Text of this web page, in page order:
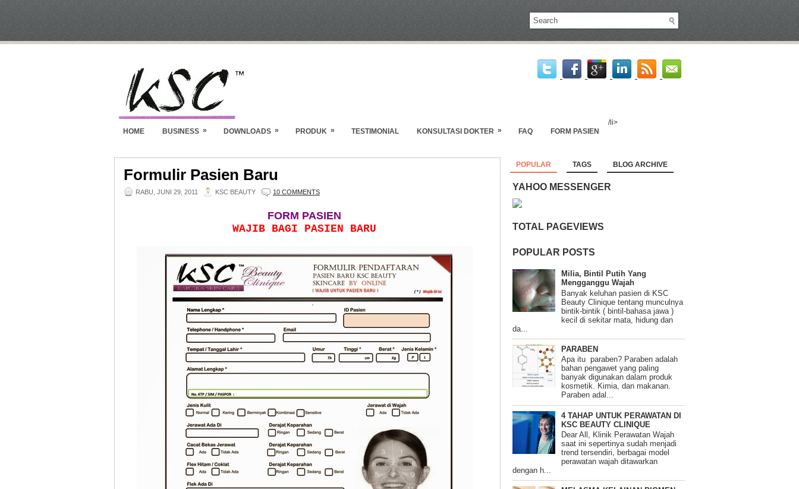
HOME BUSINESS » DOWNLOADS » PRODUK » TESTIMONIAL KONSULTASI DOKTER » FAQ
/li>
FORM PASIEN
Formulir Pasien Baru
RABU, JUNI 29, 2011 KSC BEAUTY 10 COMMENTS
FORM PASIEN
WAJIB BAGI PASIEN BARU
POPULAR TAGS BLOG ARCHIVE
YAHOO MESSENGER
TOTAL PAGEVIEWS
POPULAR POSTS
Milia, Bintil Putih Yang
Mengganggu Wajah
Banyak keluhan pasien di KSC
Beauty Clinique tentang munculnya
bintik-bintik ( bintil-bahasa jawa )
kecil di sekitar mata, hidung dan
da...
PARABEN
Apa itu paraben? Paraben adalah
bahan pengawet yang paling
banyak digunakan dalam produk
kosmetik. Kimia, dan makanan.
Paraben adal...
4 TAHAP UNTUK PERAWATAN DI
KSC BEAUTY CLINIQUE
Dear All, Klinik Perawatan Wajah
saat ini sepertinya sudah menjadi
trend tersendiri, berbagai model
perawatan wajah ditawarkan
dengan h...